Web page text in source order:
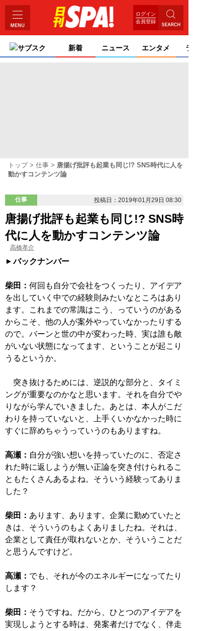
ログイン
会員登録
サブスク 新着 ニュース エンタメ ライ
トップ 仕事
唐揚げ批評も起業も同じ!? SNS時代に人を
動かすコンテンツ論
仕事 投稿日：2019年01月29日 08:30
唐揚げ批評も起業も同じ!? SNS時
代に人を動かすコンテンツ論
高橋孝介
バックナンバー
柴田： 何回も自分で会社をつくったり、アイデア
を出していく中での経験則みたいなところはあり
ます。これまでの常識はこう、っていうのがある
からこそ、他の人が案外やっていなかったりする
ので。バーンと世の中が変わった時、実は誰も敵
がいない状態になってます、ということが起こり
うるというか。
突き抜けるためには、逆説的な部分と、タイミ
ングが重要なのかなと思います。それを自分でや
りながら学んでいきました。あとは、本人がこだ
わりを持っていないと、上手くいかなかった時に
すぐに辞めちゃうっていうのもありますね。
高瀬： 自分が強い想いを持っていたのに、否定さ
れた時に返しようが無い正論を突き付けられるこ
ともたくさんあるよね。そういう経験ってありま
した？
柴田： あります、あります。企業に勤めていたと
きは、そういうのもよくありましたね。それは、
企業として責任が取れないとか、そういうことだ
と思うんですけど。
高瀬： でも、それが今のエネルギーになってたり
します？
柴田： そうですね。だから、ひとつのアイデアを
実現しようとする時は、発案者だけでなく、伴走